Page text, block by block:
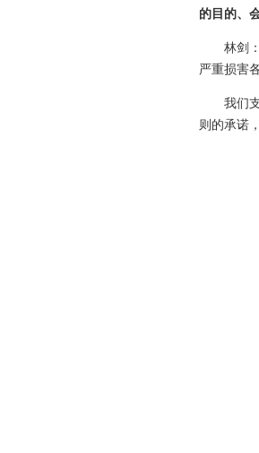
的目的、
林剑
严重损害
我们
则的承诺